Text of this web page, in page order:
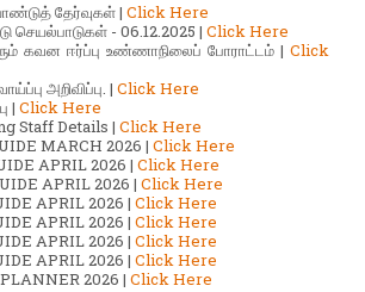
தேர்வுகள் | Click Here
செயல்பாடுகள் - 06.12.2025 | Click Here
கவன ஈர்ப்பு உண்ணாநிலைப் போராட்டம் | Click
அறிவிப்பு. | Click Here
| Click Here
Staff Details | Click Here
MARCH 2026 | Click Here
APRIL 2026 | Click Here
APRIL 2026 | Click Here
APRIL 2026 | Click Here
APRIL 2026 | Click Here
APRIL 2026 | Click Here
APRIL 2026 | Click Here
2026 | Click Here